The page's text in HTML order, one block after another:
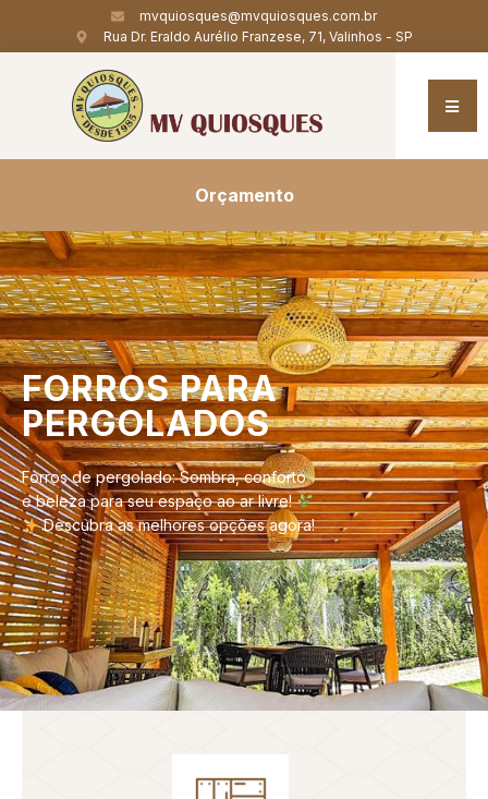
mvquiosques@mvquiosques.com.br
Rua Dr. Eraldo Aurélio Franzese, 71, Valinhos - SP
Orçamento
FORROSPARA
PERGOLADOS
Forros de pergolado: Sombra, conforto
e beleza para seu espaço ao ar livre!
Descubra as melhores opções agora!